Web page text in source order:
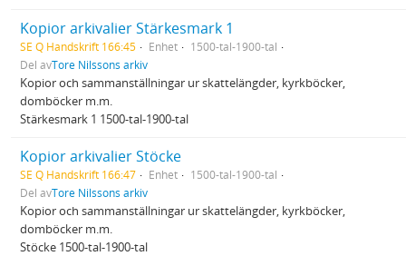
Kopior arkivalier Stärkesmark 1
SE Q Handskrift 166:45 Enhet
1500-tal-1900-tal
Del avTore Nilssons arkiv
Kopior och sammanställningar ur skattelängder, kyrkböcker,
domböcker m.m.
Stärkesmark 1 1500-tal-1900-tal
Kopior arkivalier Stöcke
SE Q Handskrift 166:47 Enhet
1500-tal-1900-tal
Del avTore Nilssons arkiv
Kopior och sammanställningar ur skattelängder, kyrkböcker,
domböcker m.m.
Stöcke 1500-tal-1900-tal